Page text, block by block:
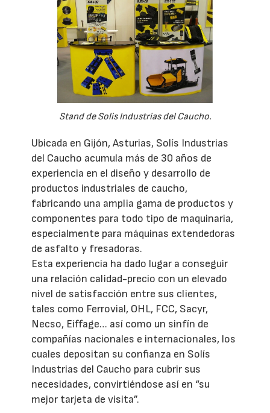
Stand de Solis Industrias del Caucho.
Ubicada en Gijón, Asturias, Solís Industrias
del Caucho acumula más de 30 años de
experiencia en el diseño y desarrollo de
productos industriales de caucho,
fabricando una amplia gama de productos y
componentes para todo tipo de maquinaria,
especialmente para máquinas extendedoras
de asfalto y fresadoras.
Esta experiencia ha dado lugar a conseguir
una relación calidad-precio con un elevado
nivel de satisfacción entre sus clientes,
tales como Ferrovial, OHL, FCC, Sacyr,
Necso, Eiffage… así como un sinfín de
compañías nacionales e internacionales, los
cuales depositan su confianza en Solís
Industrias del Caucho para cubrir sus
necesidades, convirtiéndose así en “su
mejor tarjeta de visita”.